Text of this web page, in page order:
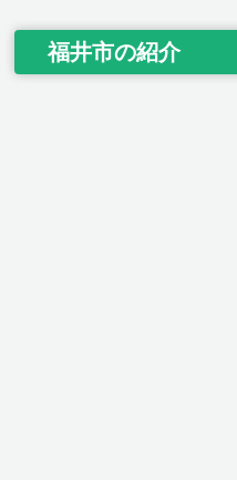
福井市の紹介